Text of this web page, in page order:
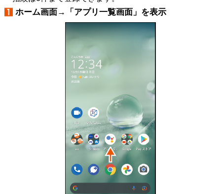
ホーム画面→「アプリ一覧画面」を表示